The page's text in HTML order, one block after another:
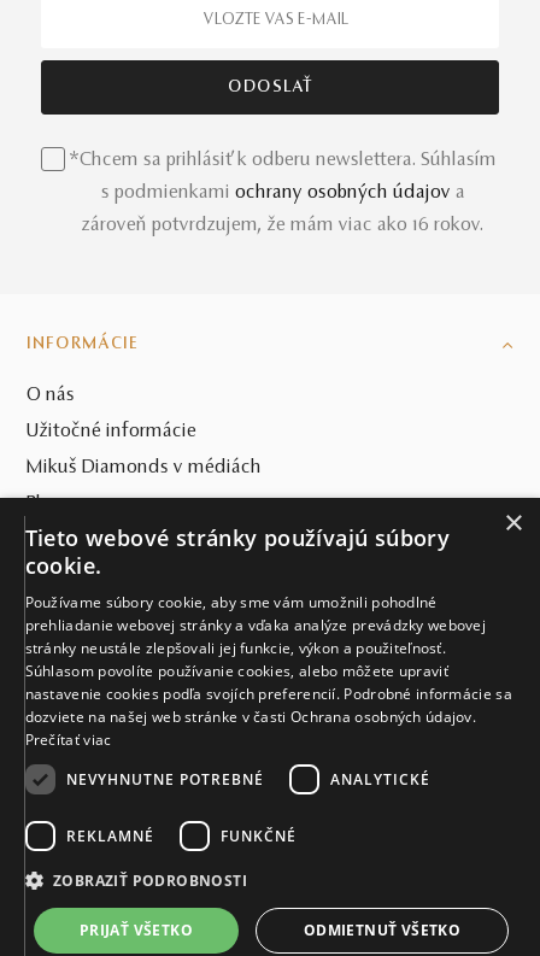
*Chcem sa prihlásiť k odberu newslettera. Súhlasím
s podmienkami ochrany osobných údajov a
zároveň potvrdzujem, že mám viac ako 16 rokov.
INFORMÁCIE
O nás
Užitočné informácie
Mikuš Diamonds v médiách
Blog
SVET MIKUŠ DIAMONDS
VŠETKO O NÁKUPE
KONTAKT
Naše klenotníctva
Sídlo spoločnosti
© MIKUŠ DIAMONDS, A.S. 2026. VŠETKY PRÁVA VYHRADENÉ.
Nastavenia cookies.
×
Tieto webové stránky používajú súbory
cookie.
Používame súbory cookie, aby sme vám umožnili pohodlné
prehliadanie webovej stránky a vďaka analýze prevádzky webovej
stránky neustále zlepšovali jej funkcie, výkon a použiteľnosť.
Súhlasom povolíte používanie cookies, alebo môžete upraviť
nastavenie cookies podľa svojích preferencií. Podrobné informácie sa
dozviete na našej web stránke v časti Ochrana osobných údajov.
Prečítať viac
NEVYHNUTNE POTREBNÉ
ANALYTICKÉ
REKLAMNÉ FUNKČNÉ
ZOBRAZIŤ PODROBNOSTI
PRIJAŤ VŠETKO ODMIETNUŤ VŠETKO